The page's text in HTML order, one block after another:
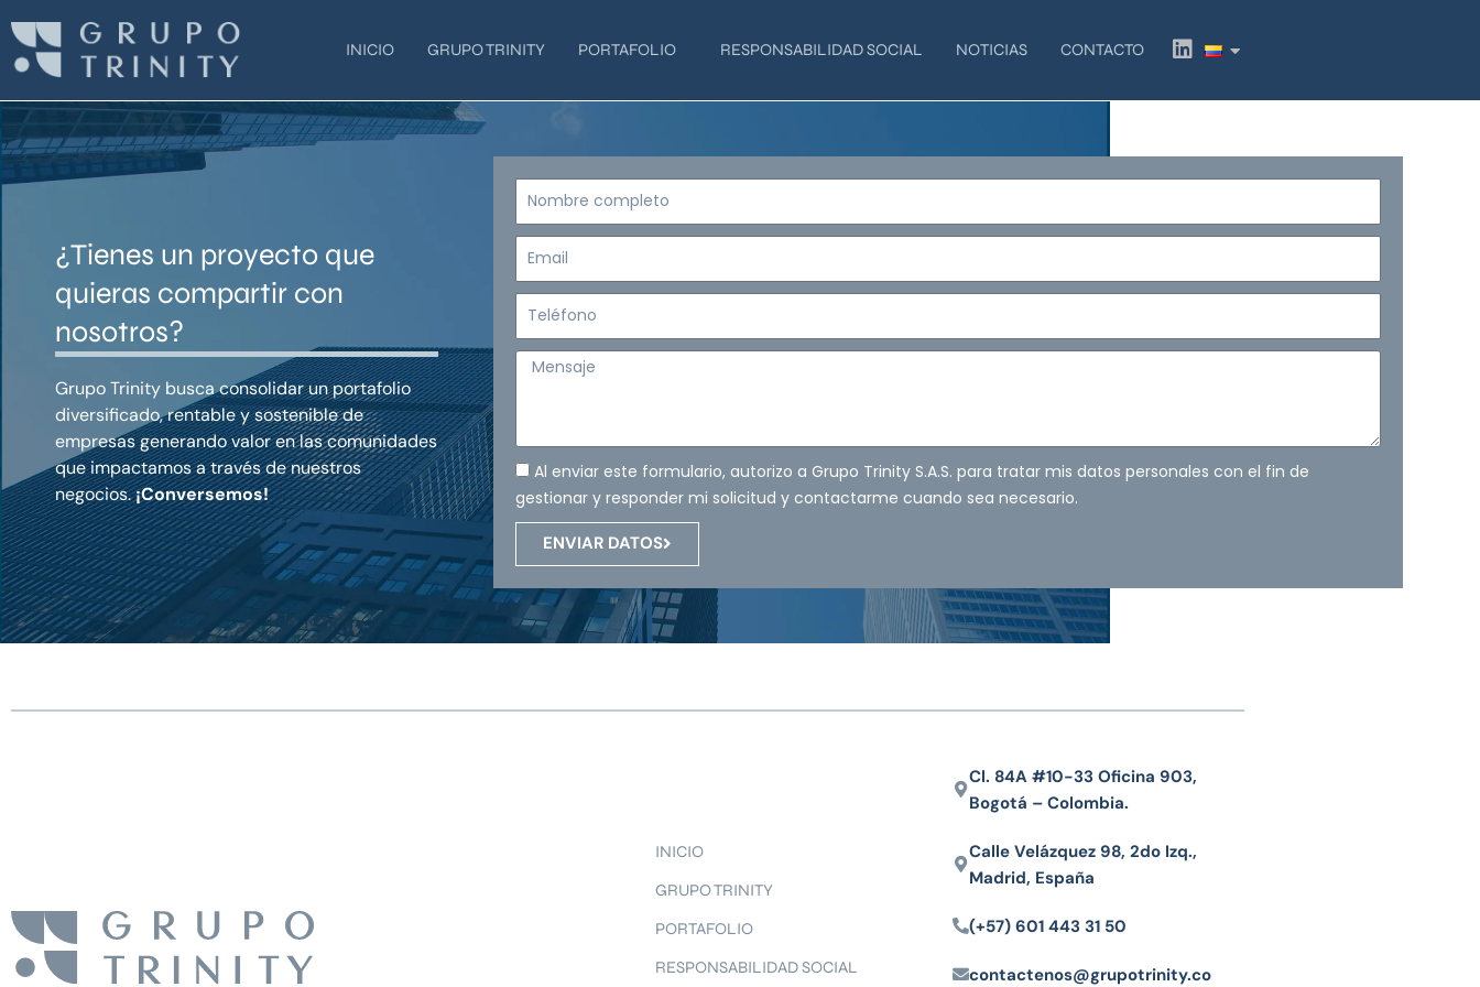
contenido
INICIO GRUPO TRINITY PORTAFOLIO RESPONSABILIDAD SOCIAL NOTICIAS CONTACTO
L
i
k
¿Tienes un proyecto que
quieras compartir con
nosotros?
Grupo Trinity busca consolidar un portafolio
diversificado, rentable y sostenible de
empresas generando valor en las comunidades
que impactamos a través de nuestros
negocios.¡Conversemos!
Nombre
Email
Teléfono
Mensaje
Al enviar este formulario, autorizo a Grupo Trinity S.A.S. para tratar mis datos personales con el fin de
gestionar y responder mi solicitud y contactarme cuando sea necesario.
ENVIAR DATOS
INICIO
GRUPO TRINITY
PORTAFOLIO
RESPONSABILIDAD SOCIAL
Cl. 84A #10-33 Oficina 903,
Bogotá – Colombia.
Calle Velázquez 98, 2do Izq.,
Madrid, España
(+57) 601 443 31 50
contactenos@grupotrinity.co